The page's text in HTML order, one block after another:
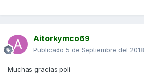
Aitorkymco69
Publicado 5 de Septiembre del 2018
Muchas gracias poli